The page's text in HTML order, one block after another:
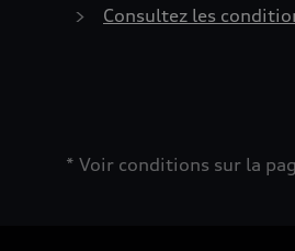
Consultez les
* Voir conditions sur la